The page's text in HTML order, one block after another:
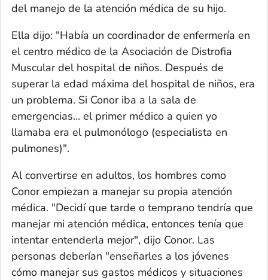
del manejo de la atención médica de su hijo.
Ella dijo: "Había un coordinador de enfermería en
el centro médico de la Asociación de Distrofia
Muscular del hospital de niños. Después de
superar la edad máxima del hospital de niños, era
un problema. Si Conor iba a la sala de
emergencias... el primer médico a quien yo
llamaba era el pulmonólogo (especialista en
pulmones)".
Al convertirse en adultos, los hombres como
Conor empiezan a manejar su propia atención
médica. "Decidí que tarde o temprano tendría que
manejar mi atención médica, entonces tenía que
intentar entenderla mejor", dijo Conor. Las
personas deberían "enseñarles a los jóvenes
cómo manejar sus gastos médicos y situaciones